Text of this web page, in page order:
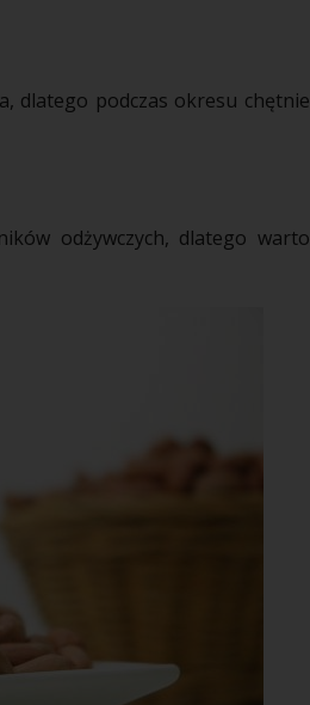
dlatego podczas okresu chętnie
odżywczych, dlatego warto